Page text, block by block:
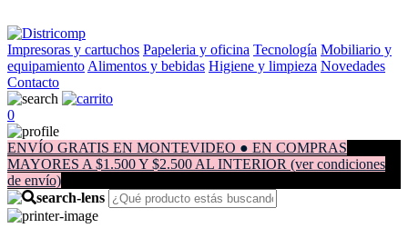
Impresoras y cartuchos Papeleria y oficina Tecnología Mobiliario y
equipamiento Alimentos y bebidas Higiene y limpieza Novedades
Contacto
0
ENVÍO GRATIS EN MONTEVIDEO ● EN COMPRAS
MAYORES A $1.500 Y $2.500 AL INTERIOR (ver condiciones
de envío)